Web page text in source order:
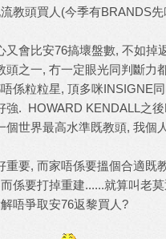
教頭買人(今季有BRANDS
又會比安76搞壞盤數, 不如掉
頭之一, 冇一定眼光同判斷力
係粒粒星, 頂多咪INSIGNE
強. HOWARD KENDALL之
個世界最高水準既教頭, 我個
重要, 而家唔係要搵個合適既
係要打掉重建......就算叫老
唔爭取安76返黎買人?